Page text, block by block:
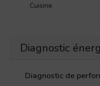
Cuisine
Diagnostic
Diagnostic de